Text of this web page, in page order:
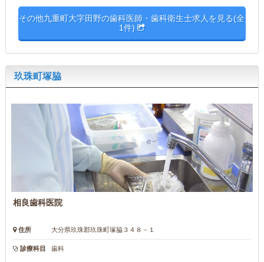
その他九重町大字田野の歯科医師・歯科衛生士求人を見る(全
1件)
玖珠町塚脇
相良歯科医院
住所 大分県玖珠郡玖珠町塚脇３４８－１
診療科目 歯科